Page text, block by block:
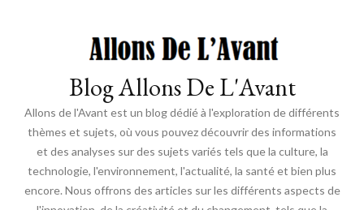
Blog Allons De L'Avant
Allons de l'Avant est un blog dédié à l'exploration de différents
thèmes et sujets, où vous pouvez découvrir des informations
et des analyses sur des sujets variés tels que la culture, la
technologie, l'environnement, l'actualité, la santé et bien plus
encore. Nous offrons des articles sur les différents aspects de